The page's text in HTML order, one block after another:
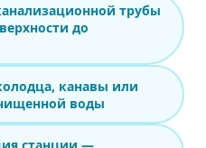
трубы
до
канавы или
воды
станции —